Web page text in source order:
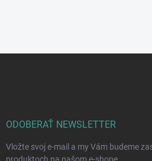
ODOBERAŤ NEWSLETTER
Vložte svoj e-mail a my Vám budeme